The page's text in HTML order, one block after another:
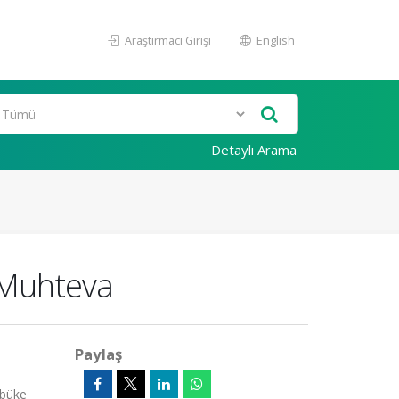
Araştırmacı Girişi English
Detaylı Arama
Paylaş